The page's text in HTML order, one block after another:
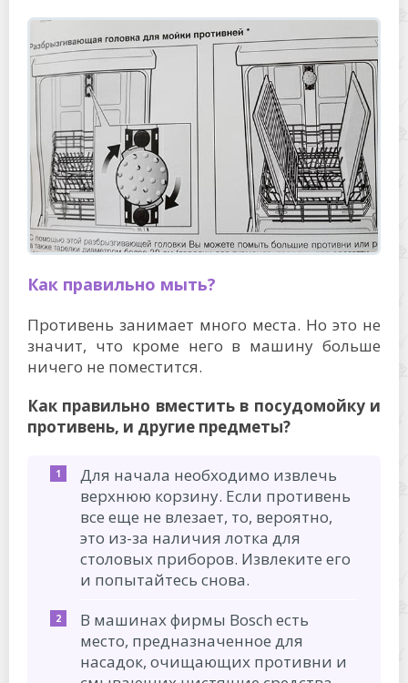
Как правильно мыть?
Противень занимает много места. Но это не
значит, что кроме него в машину больше
ничего не поместится.
Как правильно вместить в посудомойку и
противень, и другие предметы?
Для начала необходимо извлечь
верхнюю корзину. Если противень
все еще не влезает, то, вероятно,
это из-за наличия лотка для
столовых приборов. Извлеките его
и попытайтесь снова.
В машинах фирмы Bosch есть
место, предназначенное для
насадок, очищающих противни и